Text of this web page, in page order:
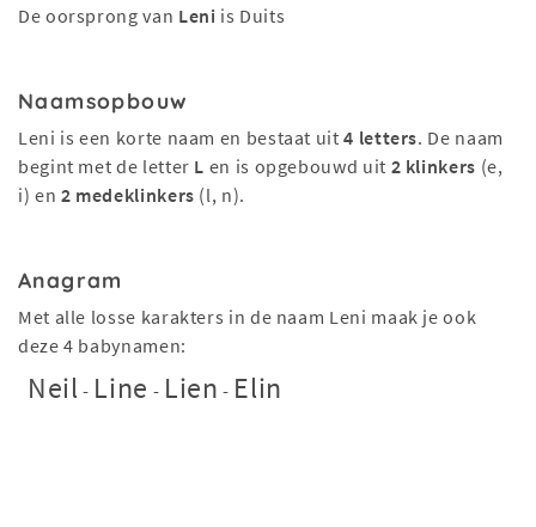
De oorsprong van Leni is Duits
Naamsopbouw
Leni is een korte naam en bestaat uit4 letters. De naam
begint met de letter L en is opgebouwd uit 2 klinkers (e,
i) en 2 medeklinkers (l, n).
Anagram
Met alle losse karakters in de naam Leni maak je ook
deze 4 babynamen:
Neil - Line - Lien - Elin